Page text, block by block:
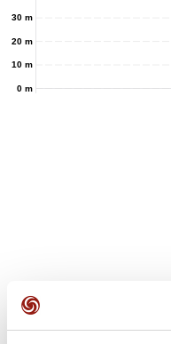
0 m
10 m
20 m
30 m